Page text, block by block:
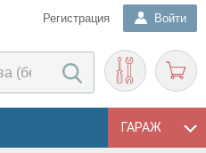
Регистрация Войти
ГАРАЖ